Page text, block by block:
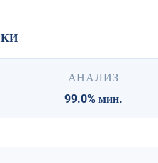
АНАЛИЗ
99.0% мин.